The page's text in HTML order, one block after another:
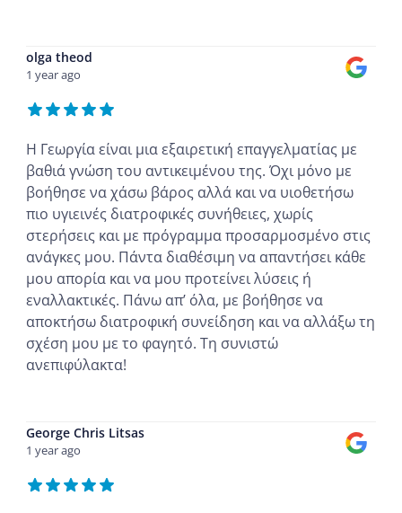
olga theod
1 year ago
Η Γεωργία είναι μια εξαιρετική επαγγελματίας με
βαθιά γνώση του αντικειμένου της. Όχι μόνο με
βοήθησε να χάσω βάρος αλλά και να υιοθετήσω
πιο υγιεινές διατροφικές συνήθειες, χωρίς
στερήσεις και με πρόγραμμα προσαρμοσμένο στις
ανάγκες μου. Πάντα διαθέσιμη να απαντήσει κάθε
μου απορία και να μου προτείνει λύσεις ή
εναλλακτικές. Πάνω απ’ όλα, με βοήθησε να
αποκτήσω διατροφική συνείδηση και να αλλάξω τη
σχέση μου με το φαγητό. Τη συνιστώ
ανεπιφύλακτα!
George Chris Litsas
1 year ago